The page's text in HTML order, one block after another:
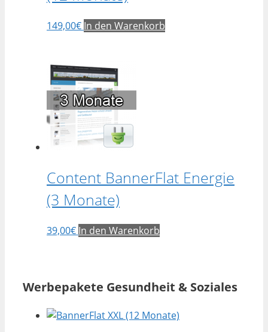
149,00€ In den Warenkorb
Content BannerFlat Energie
(3 Monate)
39,00€ In den Warenkorb
Werbepakete Gesundheit & Soziales